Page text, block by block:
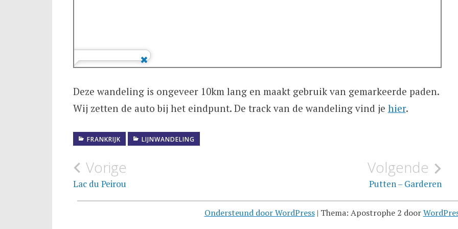
Deze wandeling is ongeveer 10km lang en maakt gebruik van gemarkeerde paden.
Wij zetten de auto bij het eindpunt. De track van de wandeling vind je hier.
FRANKRIJK LIJNWANDELING
Bericht
navigatie
Vorige
Lac du Peirou
Volgende
Putten – Garderen
Ondersteund door WordPress | Thema: Apostrophe 2 door